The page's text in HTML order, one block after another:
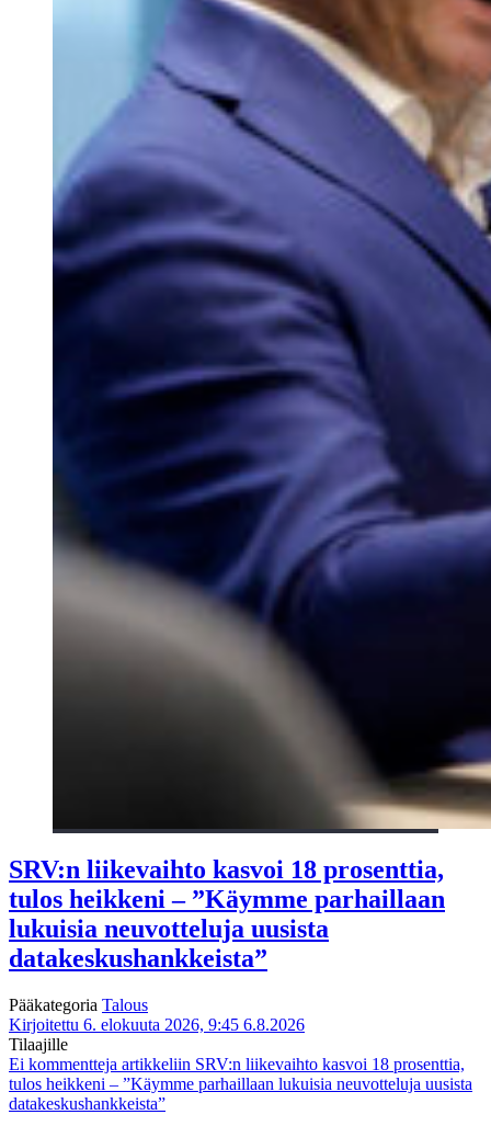
SRV:n liikevaihto kasvoi 18 prosenttia,
tulos heikkeni – ”Käymme parhaillaan
lukuisia neuvotteluja uusista
datakeskushankkeista”
Pääkategoria Talous
Kirjoitettu 6. elokuuta 2026, 9:45 6.8.2026
Tilaajille
Ei kommentteja artikkeliin SRV:n liikevaihto kasvoi 18 prosenttia,
tulos heikkeni – ”Käymme parhaillaan lukuisia neuvotteluja uusista
datakeskushankkeista”